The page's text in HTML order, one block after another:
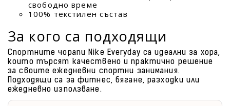
свободно време
100% текстилен състав
За кого са подходящи
Спортните чорапи Nike Everyday са идеални за хора,
които търсят качествено и практично решение
за своите ежедневни спортни занимания.
Подходящи са за фитнес, бягане, разходки или
ежедневно използване.